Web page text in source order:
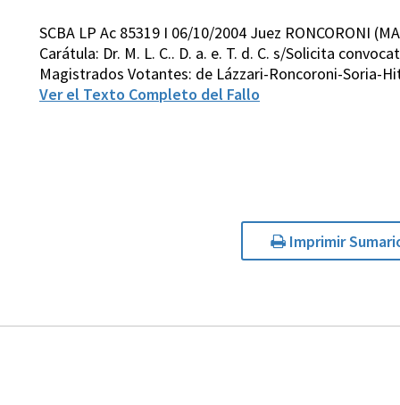
SCBA LP Ac 85319 I 06/10/2004 Juez RONCORONI
Carátula: Dr. M. L. C.. D. a. e. T. d. C. s/Solicita
Magistrados Votantes: de Lázzari-Roncoroni-Soria-
Ver el Texto Completo del Fallo
Imprimir